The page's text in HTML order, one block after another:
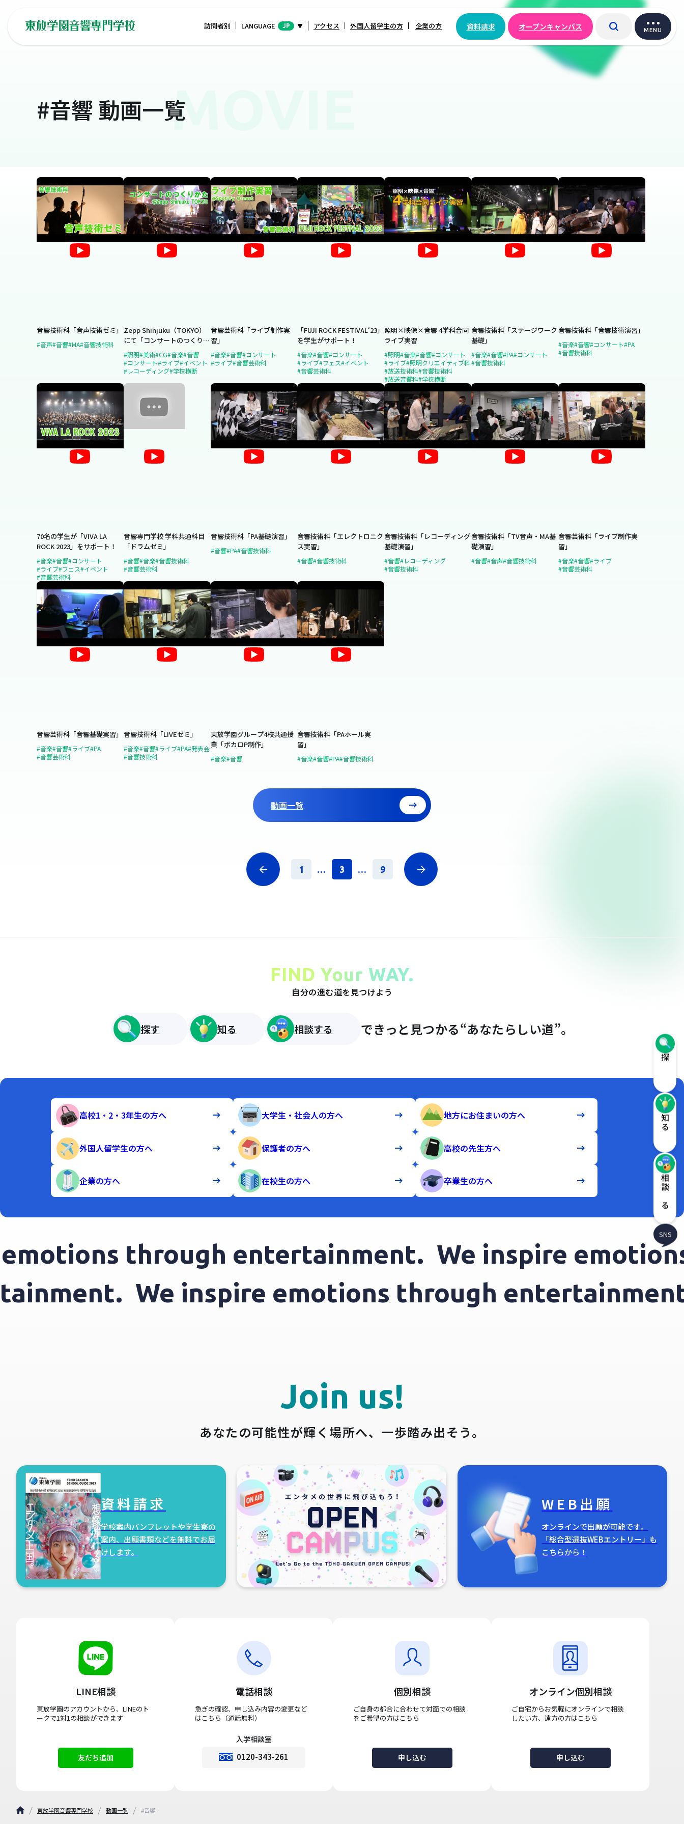
訪問者別 LANGUAGE JP アクセス 外国人留学生の方 企業の方 資料請求 オープンキャンパス MENU
#音響 動画一覧MOVIE
音響技術科「音声技術ゼミ」
#音声#音響#MA#音響技術科
Zepp Shinjuku（TOKYO）
にて「コンサートのつくりか
た」を開催！
#照明#美術#CG#音楽#音響
#コンサート#ライブ#イベント
#レコーディング#学校横断
音響芸術科「ライブ制作実
習」
#音楽#音響#コンサート
#ライブ#音響芸術科
「FUJI ROCK FESTIVAL‘23」
を学生がサポート！
#音楽#音響#コンサート
#ライブ#フェス#イベント
#音響芸術科
照明×映像×音響 4学科合同
ライブ実習
#照明#音楽#音響#コンサート
#ライブ#照明クリエイティブ科
#放送技術科#音響技術科
#放送音響科#学校横断
音響技術科「ステージワーク
基礎」
#音楽#音響#PA#コンサート
#音響技術科
音響技術科「音響技術演習」
#音楽#音響#コンサート#PA
#音響技術科
70名の学生が「VIVA LA
ROCK 2023」をサポート！
#音楽#音響#コンサート
#ライブ#フェス#イベント
#音響芸術科
音響専門学校 学科共通科目
「ドラムゼミ」
#音響#音楽#音響技術科
#音響芸術科
音響技術科「PA基礎演習」
#音響#PA#音響技術科
音響技術科「エレクトロニク
ス実習」
#音響#音響技術科
音響技術科「レコーディング
基礎演習」
#音響#レコーディング
#音響技術科
音響技術科「TV音声・MA基
礎演習」
#音響#音声#音響技術科
音響芸術科「ライブ制作実
習」
#音楽#音響#ライブ
#音響芸術科
音響芸術科「音響基礎実習」
#音楽#音響#ライブ#PA
#音響芸術科
音響技術科「LIVEゼミ」
#音楽#音響#ライブ#PA#発表会
#音響技術科
東放学園グループ4校共通授
業「ボカロP制作」
#音楽#音響
音響技術科「PAホール実
習」
#音楽#音響#PA#音響技術科
動画一覧
1 ... 3 ... 9
FIND Your WAY.
自分の進む道を見つけよう
探す 知る 相談する できっと見つかる“あなたらしい道”。
高校1・2・3年生の方へ 大学生・社会人の方へ 地方にお住まいの方へ
外国人留学生の方へ 保護者の方へ 高校の先生方へ
企業の方へ 在校生の方へ 卒業生の方へ
through entertainment. We inspire emotions
We inspire emotions through
Join us!
あなたの可能性が輝く場所へ、 一歩踏み出そう。
資料請求
学校案内パンフレットや学生寮の
案内、出願書類などを無料でお届
けします。
WEB出願
オンラインで出願が可能です。
「総合型選抜WEBエントリー」も
こちらから！
LINE相談
東放学園のアカウントから、LINEのト
ークで1対1の相談ができます
友だち追加
電話相談
急ぎの確認、申し込み内容の変更など
はこちら（通話無料）
入学相談室
0120-343-261
個別相談
ご自身の都合に合わせて対面での相談
をご希望の方はこちら
申し込む
オンライン個別相談
ご自宅からお気軽にオンラインで相談
したい方、遠方の方はこちら
申し込む
東放学園音響専門学校 動画一覧 #音響
探す
知る
相談する
SNS